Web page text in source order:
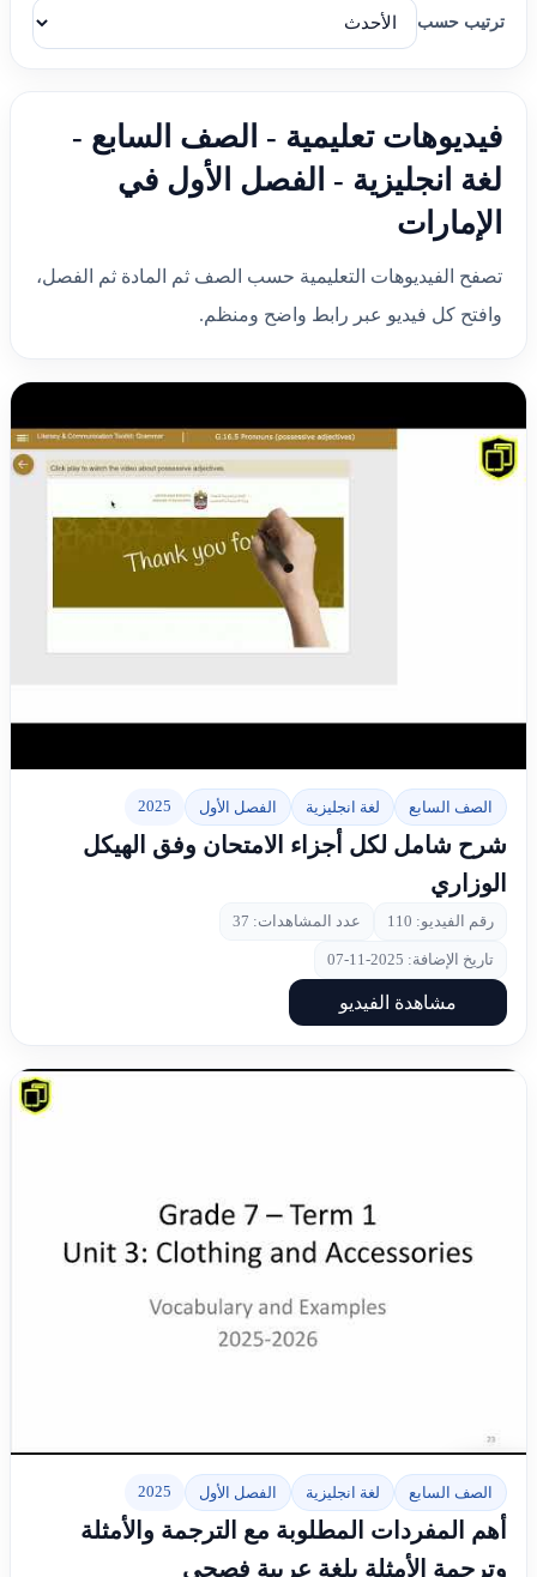
ترتيب حسب
فيديوهات تعليمية - الصف السابع -
لغة انجليزية - الفصل الأول في
الإمارات
تصفح الفيديوهات التعليمية حسب الصف ثم المادة ثم الفصل،
وافتح كل فيديو عبر رابط واضح ومنظم.
▶الصف السابع لغة انجليزية الفصل الأول 2025
شرح شامل لكل أجزاء الامتحان وفق الهيكل
الوزاري
رقم الفيديو: 110 عدد المشاهدات: 37
تاريخ الإضافة: 2025-11-07
مشاهدة الفيديو
▶الصف السابع لغة انجليزية الفصل الأول 2025
أهم المفردات المطلوبة مع الترجمة والأمثلة
وترجمة الأمثلة بلغة عربية فصحى